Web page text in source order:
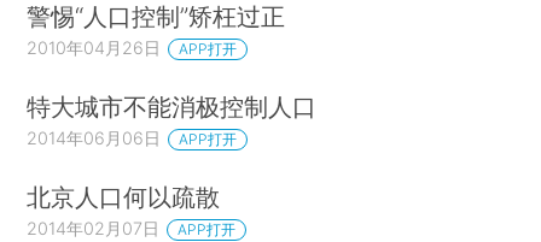
警惕“人口控制”矫枉过正
2010年04月26日 APP打开
特大城市不能消极控制人口
2014年06月06日 APP打开
北京人口何以疏散
2014年02月07日 APP打开